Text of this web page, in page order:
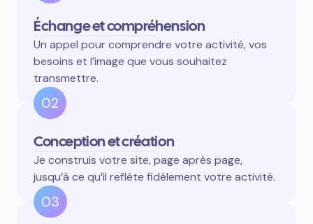
Échange et compréhension
Un appel pour comprendre votre activité, vos
besoins et l’image que vous souhaitez
transmettre.
02
Conception et création
Je construis votre site, page après page,
jusqu’à ce qu’il reflète fidèlement votre activité.
03